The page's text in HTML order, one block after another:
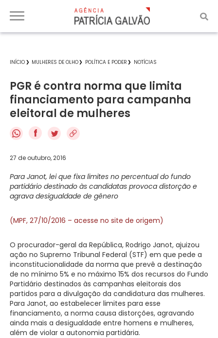
INÍCIO MULHERES DE OLHO POLÍTICA E PODER NOTÍCIAS
PGR é contra norma que limita
financiamento para campanha
eleitoral de mulheres
f
27 de outubro, 2016
Para Janot, lei que fixa limites no percentual do fundo
partidário destinado às candidatas provoca distorção e
agrava desigualdade de gênero
(MPF, 27/10/2016 – acesse no site de origem)
O procurador-geral da República, Rodrigo Janot, ajuizou
ação no Supremo Tribunal Federal (STF) em que pede a
inconstitucionalidade da norma que prevê a destinação
de no mínimo 5% e no máximo 15% dos recursos do Fundo
Partidário destinados às campanhas eleitorais dos
partidos para a divulgação da candidatura das mulheres.
Para Janot, ao estabelecer limites para esse
financiamento, a norma causa distorções, agravando
ainda mais a desigualdade entre homens e mulheres,
além de violar a autonomia partidária.